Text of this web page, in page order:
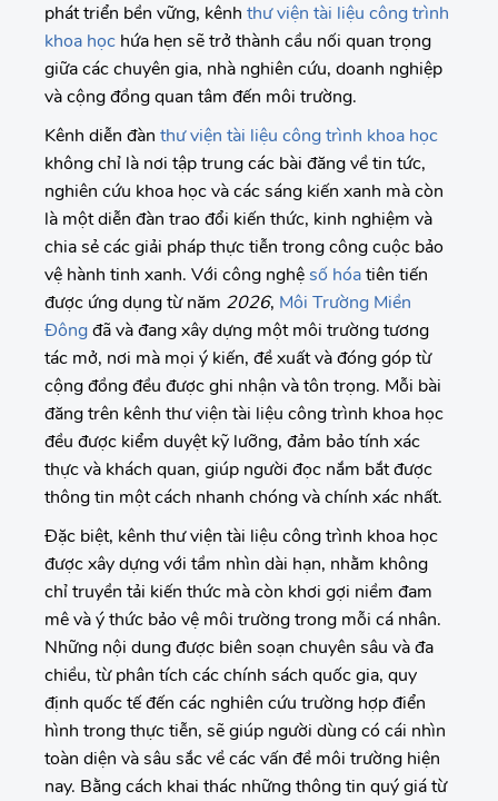
phát triển bền vững, kênh thư viện tài liệu công trình
khoa học hứa hẹn sẽ trở thành cầu nối quan trọng
giữa các chuyên gia, nhà nghiên cứu, doanh nghiệp
và cộng đồng quan tâm đến môi trường.
Kênh diễn đàn thư viện tài liệu công trình khoa học
không chỉ là nơi tập trung các bài đăng về tin tức,
nghiên cứu khoa học và các sáng kiến xanh mà còn
là một diễn đàn trao đổi kiến thức, kinh nghiệm và
chia sẻ các giải pháp thực tiễn trong công cuộc bảo
vệ hành tinh xanh. Với công nghệsố hóatiên tiến
được ứng dụng từ năm 2026, Môi Trường Miền
Đôngđã và đang xây dựng một môi trường tương
tác mở, nơi mà mọi ý kiến, đề xuất và đóng góp từ
cộng đồng đều được ghi nhận và tôn trọng. Mỗi bài
đăng trên kênh thư viện tài liệu công trình khoa học
đều được kiểm duyệt kỹ lưỡng, đảm bảo tính xác
thực và khách quan, giúp người đọc nắm bắt được
thông tin một cách nhanh chóng và chính xác nhất.
Đặc biệt, kênh thư viện tài liệu công trình khoa học
được xây dựng với tầm nhìn dài hạn, nhằm không
chỉ truyền tải kiến thức mà còn khơi gợi niềm đam
mê và ý thức bảo vệ môi trường trong mỗi cá nhân.
Những nội dung được biên soạn chuyên sâu và đa
chiều, từ phân tích các chính sách quốc gia, quy
định quốc tế đến các nghiên cứu trường hợp điển
hình trong thực tiễn, sẽ giúp người dùng có cái nhìn
toàn diện và sâu sắc về các vấn đề môi trường hiện
nay. Bằng cách khai thác những thông tin quý giá từ